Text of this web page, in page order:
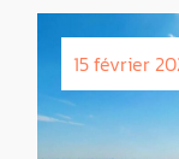
15 février